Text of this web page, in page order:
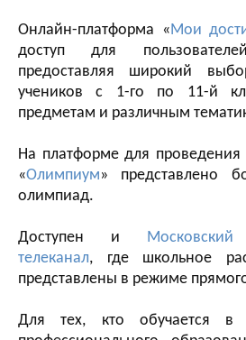
Онлайн-платформа «Мои
доступ для
предоставляя широкий
учеников с 1-го по 11-й
предметам и различным
На платформе для
«Олимпиум» представлено
олимпиад.
Доступен и Московский
телеканал, где школьное
представлены в режиме
Для тех, кто обучается в